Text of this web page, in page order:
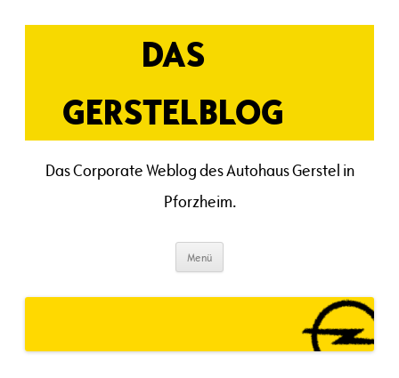
Inhalt
DAS
GERSTELBLOG
Das Corporate Weblog des Autohaus Gerstel in
Pforzheim.
Menü